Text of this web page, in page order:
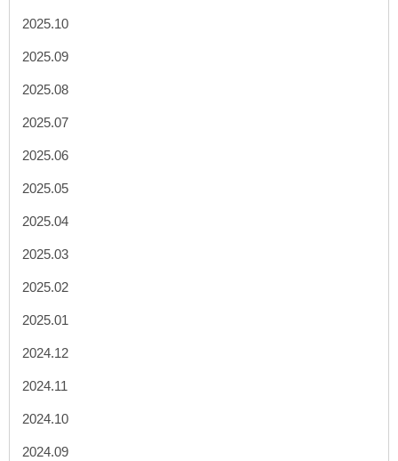
2025.10
2025.09
2025.08
2025.07
2025.06
2025.05
2025.04
2025.03
2025.02
2025.01
2024.12
2024.11
2024.10
2024.09